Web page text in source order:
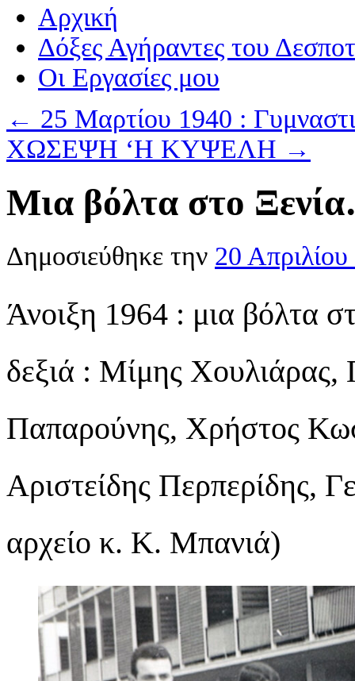
Αρχική
Δόξες Αγήραντες του
Οι Eργασίες μου
← 25 Μαρτίου 1940 :
ΧΩΣΕΨΗ ‘Η ΚΥΨΕΛΗ →
Μια βόλτα στο
Δημοσιεύθηκε την 20
Άνοιξη 1964 : μια βόλτα
δεξιά : Μίμης
Παπαρούνης, Χρήστος
Αριστείδης Περπερίδης,
αρχείο κ. Κ. Μπανιά)